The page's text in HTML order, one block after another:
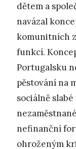
dětem a
navázal
komunitních
funkcí.
Portugalsku
pěstování na
sociálně
nefinanční
ohroženým